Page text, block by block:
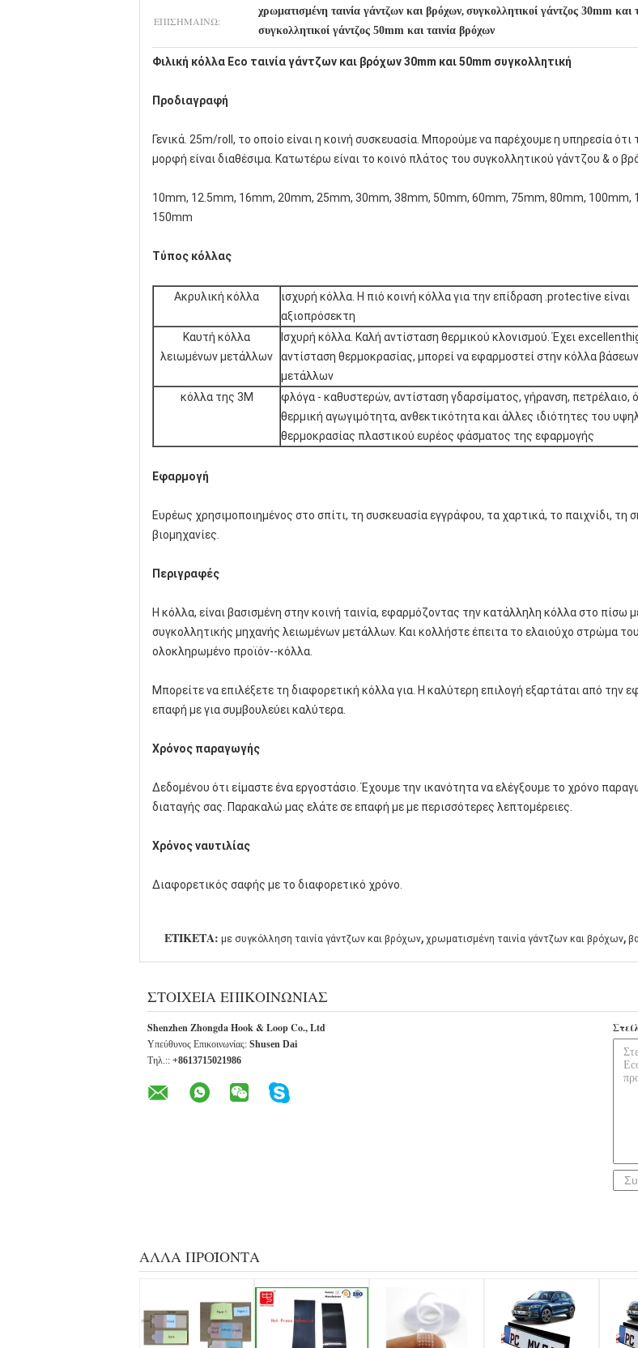
ΕΠΙΣΗΜΑΊΝΩ:
χρωματισμένη ταινία γάντζων και βρόχων, συγκολλητικοί γάντζος 30mm και
συγκολλητικοί γάντζος 50mm και ταινία βρόχων
Φιλική κόλλα Eco ταινία γάντζων και βρόχων 30mm και 50mm συγκολλητική
Προδιαγραφή
Γενικά. 25m/roll, το οποίο είναι η κοινή συσκευασία. Μπορούμε να παρέχουμε η υπηρεσία ότι
μορφή είναι διαθέσιμα. Κατωτέρω είναι το κοινό πλάτος του συγκολλητικού γάντζου & ο
10mm, 12.5mm, 16mm, 20mm, 25mm, 30mm, 38mm, 50mm, 60mm, 75mm, 80mm, 100mm,
150mm
Τύπος κόλλας
Ακρυλική κόλλα
ισχυρή κόλλα. Η πιό κοινή κόλλα για την επίδραση .protective είναι
αξιοπρόσεκτη
Καυτή κόλλα
λειωμένων μετάλλων
Ισχυρή κόλλα. Καλή αντίσταση θερμικού κλονισμού. Έχει
αντίσταση θερμοκρασίας, μπορεί να εφαρμοστεί στην κόλλα βάσεων
μετάλλων
κόλλα της 3M
φλόγα - καθυστερών, αντίσταση γδαρσίματος, γήρανση, πετρέλαιο,
θερμική αγωγιμότητα, ανθεκτικότητα και άλλες ιδιότητες του
θερμοκρασίας πλαστικού ευρέος φάσματος της εφαρμογής
Εφαρμογή
Ευρέως χρησιμοποιημένος στο σπίτι, τη συσκευασία εγγράφου, τα χαρτικά, το παιχνίδι, τη
βιομηχανίες.
Περιγραφές
Η κόλλα, είναι βασισμένη στην κοινή ταινία, εφαρμόζοντας την κατάλληλη κόλλα στο
συγκολλητικής μηχανής λειωμένων μετάλλων. Και κολλήστε έπειτα το ελαιούχο στρώμα
ολοκληρωμένο προϊόν--κόλλα.
Μπορείτε να επιλέξετε τη διαφορετική κόλλα για. Η καλύτερη επιλογή εξαρτάται από την
επαφή με για συμβουλεύει καλύτερα.
Χρόνος παραγωγής
Δεδομένου ότι είμαστε ένα εργοστάσιο. Έχουμε την ικανότητα να ελέγξουμε το χρόνο
διαταγής σας. Παρακαλώ μας ελάτε σε επαφή με με περισσότερες λεπτομέρειες.
Χρόνος ναυτιλίας
Διαφορετικός σαφής με το διαφορετικό χρόνο.
ΕΤΙΚΈΤΑ: με συγκόλληση ταινία γάντζων και βρόχων, χρωματισμένη ταινία γάντζων και βρόχων,
ΣΤΟΙΧΕΊΑ ΕΠΙΚΟΙΝΩΝΊΑΣ
Shenzhen Zhongda Hook & Loop Co., Ltd
Υπεύθυνος Επικοινωνίας: Shusen Dai
Τηλ.:: +8613715021986
ΆΛΛΑ ΠΡΟΪΌΝΤΑ